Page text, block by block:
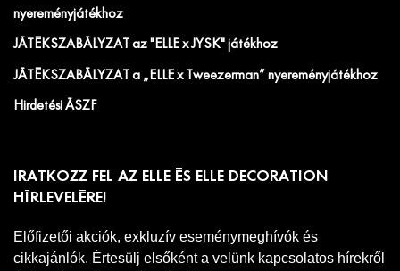
nyereményjátékhoz
JÁTÉKSZABÁLYZAT az "ELLE x JYSK" játékhoz
JÁTÉKSZABÁLYZAT a „ELLE x Tweezerman” nyereményjátékhoz
Hirdetési ÁSZF
IRATKOZZ FEL AZ ELLE ÉS ELLE DECORATION
HÍRLEVELÉRE!
Előfizetői akciók, exkluzív eseménymeghívók és
cikkajánlók. Értesülj elsőként a velünk kapcsolatos hírekről